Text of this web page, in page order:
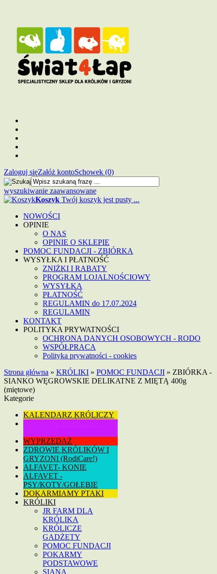
Zaloguj sięZałóż kontoSchowek (0)
wyszukiwanie zaawansowane
Koszyk Twój koszyk jest pusty ...
NOWOŚCI
OPINIE
O NAS
OPINIE O SKLEPIE
POMOC FUNDACJI - ZBIÓRKA
WYSYŁKA I PŁATNOŚĆ
ZNIŻKI I RABATY
PROGRAM LOJALNOŚCIOWY
WYSYŁKA
PŁATNOŚĆ
REGULAMIN do 17.07.2024
REGULAMIN
KONTAKT
POLITYKA PRYWATNOŚCI
OCHRONA DANYCH OSOBOWYCH - RODO
WSPÓŁPRACA
Polityka prywatności - cookies
Strona główna » KRÓLIKI » POMOC FUNDACJI » ZBIÓRKA -
SIANKO WĘGROWSKIE DELIKATNE Z MIĘTĄ 400g
(miętowe)
Kategorie
KALENDARZ KRÓLICZY
WYPRZEDAŻ
ZDROWIE KRÓLIKÓW I
GRYZONI (RodiCare!)
ALFAVET- KONIE
ALFAVET -
PSY/KOTY/GOŁĘBIE
DOKARMIAMY PTAKI
KRÓLIKI
JR FARM DLA
KRÓLIKA
KRÓLICZE
GADŻETY
POMOC FUNDACJI
POKARMY
PODSTAWOWE
SIANA